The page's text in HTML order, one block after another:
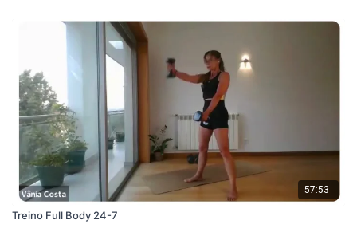
57:53
Treino Full Body 24-7